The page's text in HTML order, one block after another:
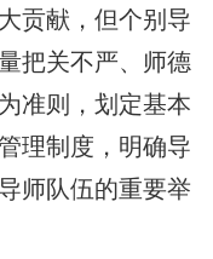
贡献，但个别导
把关不严、师德
准则，划定基本
理制度，明确导
师队伍的重要举